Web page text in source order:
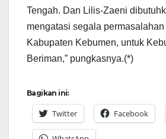
Tengah. Dan Lilis-Zaeni
mengatasi segala
Kabupaten Kebumen, untuk
Beriman,” pungkasnya.(*)
Bagikan ini:
Twitter Facebook